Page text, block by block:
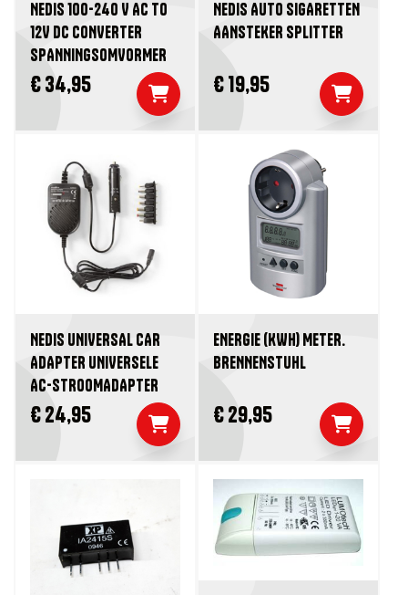
NEDIS 100-240 V AC TO
12V DC CONVERTER
SPANNINGSOMVORMER
€ 34,95
NEDIS AUTO SIGARETTEN
AANSTEKER SPLITTER
€ 19,95
NEDIS UNIVERSAL CAR
ADAPTER UNIVERSELE
AC-STROOMADAPTER
€ 24,95
ENERGIE (KWH) METER.
BRENNENSTUHL
€ 29,95